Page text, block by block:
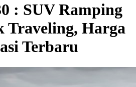
: SUV Ramping
Traveling, Harga
Terbaru